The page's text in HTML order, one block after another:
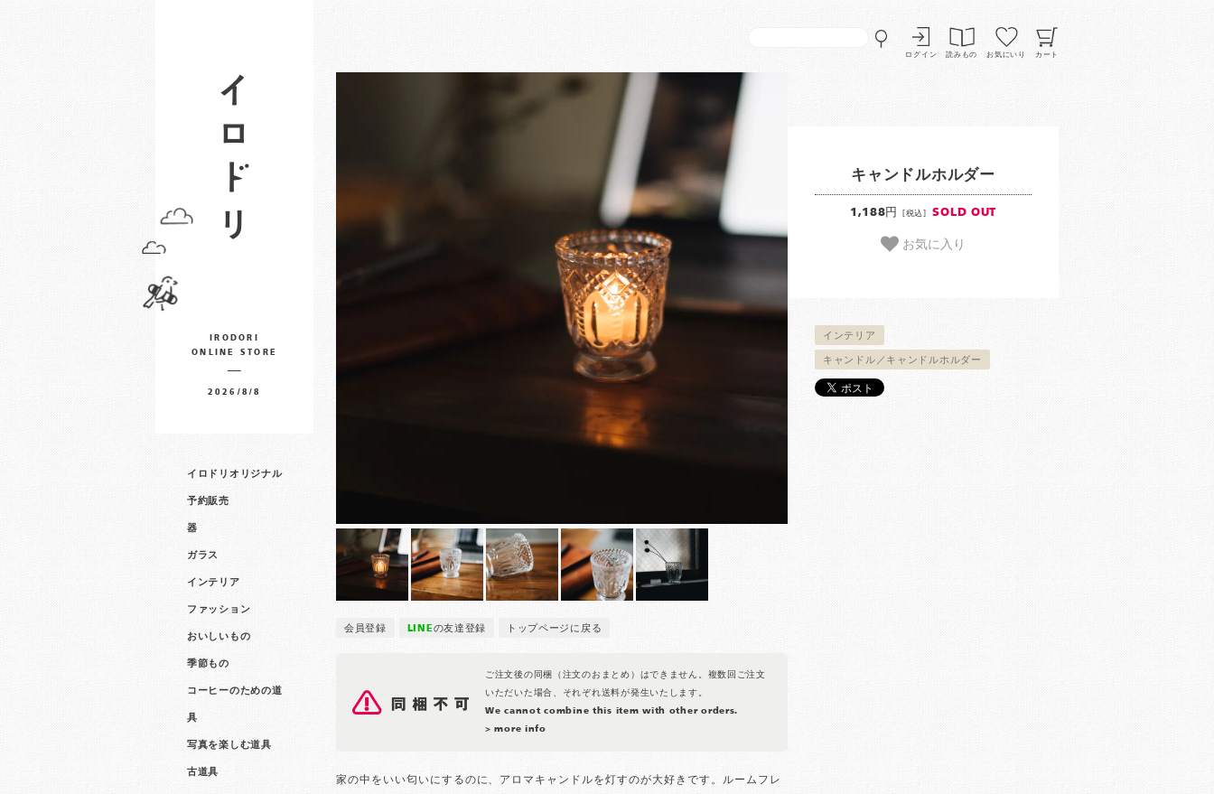
ログイン 読みもの お気にいり カート
IRODORI
ONLINE STORE
2026/8/8
イロドリオリジナル
予約販売
器
ガラス
インテリア
ファッション
おいしいもの
季節もの
コーヒーのための道
具
写真を楽しむ道具
古道具
会員登録 LINEの友達登録 トップページに戻る
ご注文後の同梱（注文のおまとめ）はできません。複数回ご注文
いただいた場合、それぞれ送料が発生いたします。
We cannot combine this item with other orders.
> more info
キャンドルホルダー
1,188円 [税込] SOLD OUT
お気に入り
インテリア
キャンドル／キャンドルホルダー
家の中をいい匂いにするのに、アロマキャンドルを灯すのが大好きです。ルームフレ